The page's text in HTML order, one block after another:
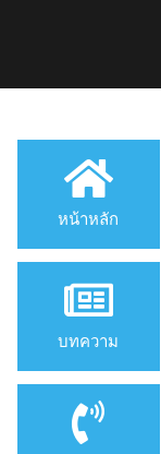
หน้าหลัก
บทความ